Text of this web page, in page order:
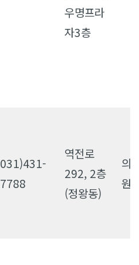
우명프라
자3층
031)431-
7788
역전로
292, 2층
(정왕동)
의
원